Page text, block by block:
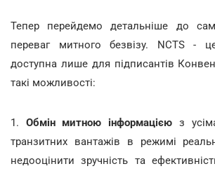
Тепер перейдемо детальніше до
переваг митного безвізу. NCTS -
доступна лише для підписантів
такі можливості:
1. Обмін митною інформацією з
транзитних вантажів в режимі
недооцінити зручність та